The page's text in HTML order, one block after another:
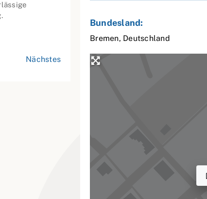
Nächstes
Bundesland:
Bremen, Deutschland